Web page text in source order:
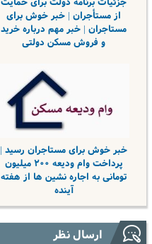
از مستأجران | خبر خوش برای
مستاجران | خبر مهم درباره خرید
و فروش مسکن دولتی
خبر خوش برای مستاجران رسید |
پرداخت وام ودیعه ۲۰۰ میلیون
تومانی به اجاره نشین ها از هفته
آینده
ارسال نظر